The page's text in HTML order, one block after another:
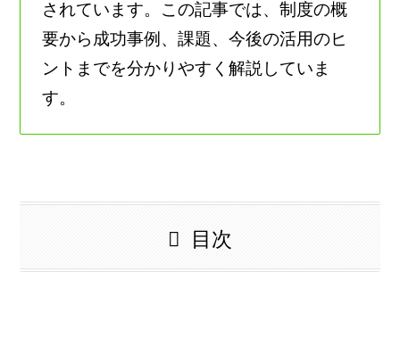
されています。この記事では、制度の概
要から成功事例、課題、今後の活用のヒ
ントまでを分かりやすく解説していま
す。
目次